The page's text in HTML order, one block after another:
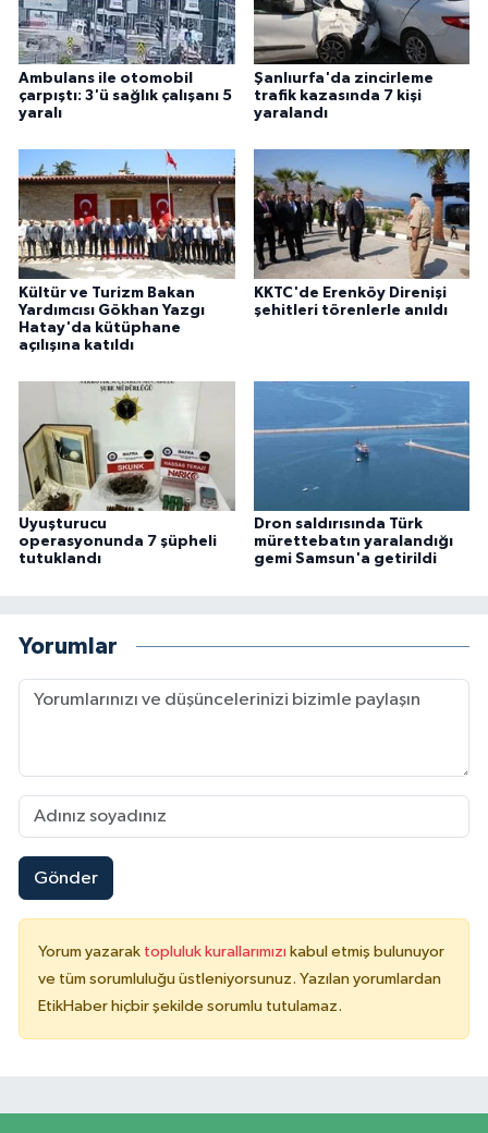
Ambulans ile otomobil
çarpıştı: 3'ü sağlık çalışanı 5
yaralı
Şanlıurfa'da zincirleme
trafik kazasında 7 kişi
yaralandı
Kültür ve Turizm Bakan
Yardımcısı Gökhan Yazgı
Hatay'da kütüphane
açılışına katıldı
KKTC'de Erenköy Direnişi
şehitleri törenlerle anıldı
Uyuşturucu
operasyonunda 7 şüpheli
tutuklandı
Dron saldırısında Türk
mürettebatın yaralandığı
gemi Samsun'a getirildi
Yorumlar
Gönder
Yorum yazarak topluluk kurallarımızı kabul etmiş bulunuyor
ve tüm sorumluluğu üstleniyorsunuz. Yazılan yorumlardan
EtikHaber hiçbir şekilde sorumlu tutulamaz.